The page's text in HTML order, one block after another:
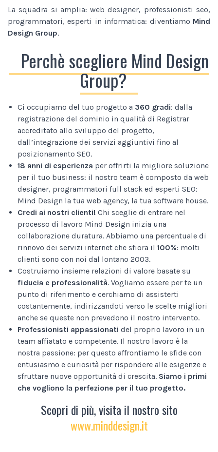
La squadra si amplia: web designer, professionisti seo,
programmatori, esperti in informatica: diventiamo Mind
Design Group.
Perchè scegliere Mind Design
Group?
Ci occupiamo del tuo progetto a 360 gradi: dalla
registrazione del dominio in qualità di Registrar
accreditato allo sviluppo del progetto,
dall’integrazione dei servizi aggiuntivi fino al
posizionamento SEO.
18 anni di esperienza per offrirti la migliore soluzione
per il tuo business: il nostro team è composto da web
designer, programmatori full stack ed esperti SEO:
Mind Design la tua web agency, la tua software house.
Credi ai nostri clienti! Chi sceglie di entrare nel
processo di lavoro Mind Design inizia una
collaborazione duratura. Abbiamo una percentuale di
rinnovo dei servizi internet che sfiora il 100%: molti
clienti sono con noi dal lontano 2003.
Costruiamo insieme relazioni di valore basate su
fiducia e professionalità. Vogliamo essere per te un
punto di riferimento e cerchiamo di assisterti
costantemente, indirizzandoti verso le scelte migliori
anche se queste non prevedono il nostro intervento.
Professionisti appassionati del proprio lavoro in un
team affiatato e competente. Il nostro lavoro è la
nostra passione: per questo affrontiamo le sfide con
entusiasmo e curiosità per rispondere alle esigenze e
sfruttare nuove opportunità di crescita. Siamo i primi
che vogliono la perfezione per il tuo progetto.
Scopri di più, visita il nostro sito
www.minddesign.it